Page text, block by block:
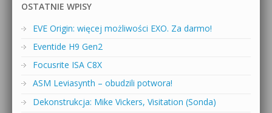
OSTATNIE WPISY
EVE Origin: więcej możliwości EXO. Za darmo!
Eventide H9 Gen2
Focusrite ISA C8X
ASM Leviasynth – obudzili potwora!
Dekonstrukcja: Mike Vickers, Visitation (Sonda)